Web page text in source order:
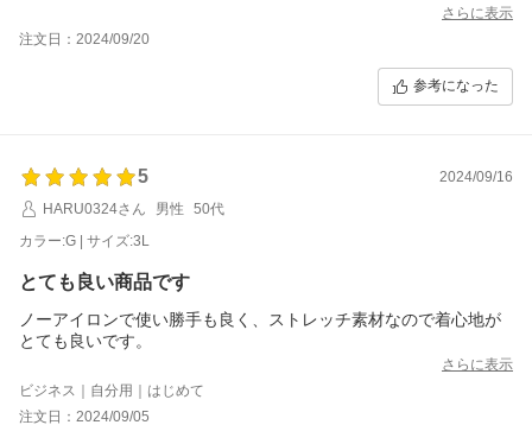
さらに表示
注文日：2024/09/20
参考になった
5
2024/09/16
HARU0324さん
男性
50代
カラー:G | サイズ:3L
とても良い商品です
ノーアイロンで使い勝手も良く、ストレッチ素材なので着心地が
とても良いです。
さらに表示
ビジネス｜自分用｜はじめて
注文日：2024/09/05